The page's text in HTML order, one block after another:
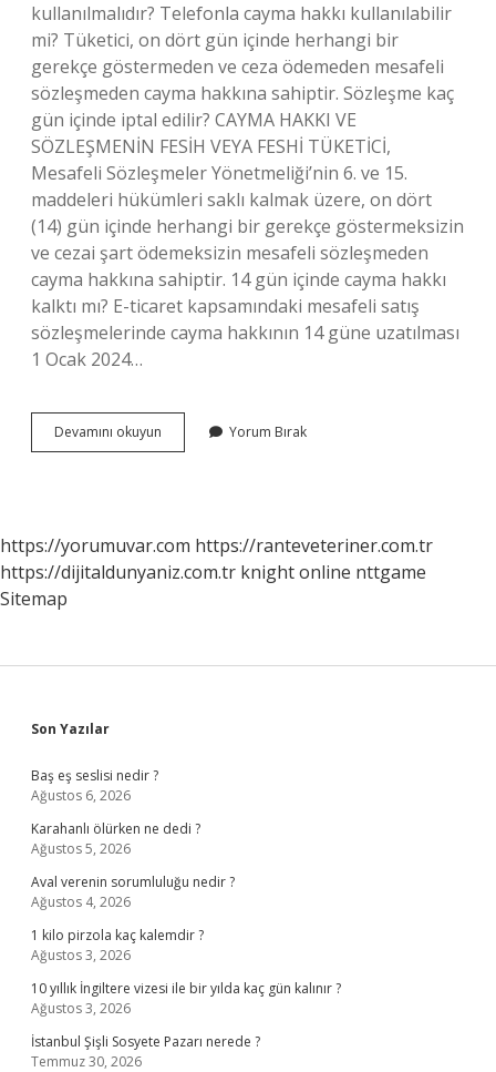
kullanılmalıdır? Telefonla cayma hakkı kullanılabilir
mi? Tüketici, on dört gün içinde herhangi bir
gerekçe göstermeden ve ceza ödemeden mesafeli
sözleşmeden cayma hakkına sahiptir. Sözleşme kaç
gün içinde iptal edilir? CAYMA HAKKI VE
SÖZLEŞMENİN FESİH VEYA FESHİ TÜKETİCİ,
Mesafeli Sözleşmeler Yönetmeliği’nin 6. ve 15.
maddeleri hükümleri saklı kalmak üzere, on dört
(14) gün içinde herhangi bir gerekçe göstermeksizin
ve cezai şart ödemeksizin mesafeli sözleşmeden
cayma hakkına sahiptir. 14 gün içinde cayma hakkı
kalktı mı? E-ticaret kapsamındaki mesafeli satış
sözleşmelerinde cayma hakkının 14 güne uzatılması
1 Ocak 2024…
Devamını okuyun Mesafeli
Satışlarda
Kadardır
Yorum Bırak
https://yorumuvar.com https://ranteveteriner.com.tr
https://dijitaldunyaniz.com.tr knight online nttgame
Sitemap
Sidebar
Son Yazılar
Baş eş seslisi nedir ?
Ağustos 6, 2026
Karahanlı ölürken ne dedi ?
Ağustos 5, 2026
Aval verenin sorumluluğu nedir ?
Ağustos 4, 2026
1 kilo pirzola kaç kalemdir ?
Ağustos 3, 2026
10 yıllık İngiltere vizesi ile bir yılda kaç gün kalınır ?
Ağustos 3, 2026
İstanbul Şişli Sosyete Pazarı nerede ?
Temmuz 30, 2026